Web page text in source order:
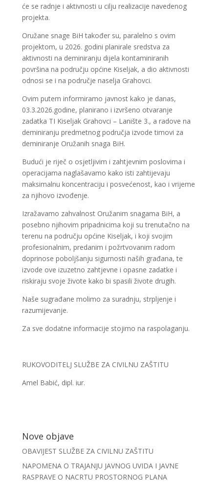
će se radnje i aktivnosti u cilju realizacije navedenog
projekta.
Oružane snage BiH također su, paralelno s ovim
projektom, u 2026. godini planirale sredstva za
aktivnosti na deminiranju dijela kontaminiranih
površina na području općine Kiseljak, a dio aktivnosti
odnosi se i na područje naselja Grahovci.
Ovim putem informiramo javnost kako je danas,
03.3.2026.godine, planirano i izvršeno otvaranje
zadatka TI Kiseljak Grahovci – Lanište 3., a radove na
deminiranju predmetnog područja izvode timovi za
deminiranje Oružanih snaga BiH.
Budući je riječ o osjetljivim i zahtjevnim poslovima i
operacijama naglašavamo kako isti zahtijevaju
maksimalnu koncentraciju i posvećenost, kao i vrijeme
za njihovo izvođenje.
Izražavamo zahvalnost Oružanim snagama BiH, a
posebno njihovim pripadnicima koji su trenutačno na
terenu na području općine Kiseljak, i koji svojim
profesionalnim, predanim i požrtvovanim radom
doprinose poboljšanju sigurnosti naših građana, te
izvode ove izuzetno zahtjevne i opasne zadatke i
riskiraju svoje živote kako bi spasili živote drugih.
Naše sugrađane molimo za suradnju, strpljenje i
razumijevanje.
Za sve dodatne informacije stojimo na raspolaganju.
RUKOVODITELJ SLUŽBE ZA CIVILNU ZAŠTITU
Amel Babić, dipl. iur.
Nove objave
OBAVIJEST SLUŽBE ZA CIVILNU ZAŠTITU
NAPOMENA O TRAJANJU JAVNOG UVIDA I JAVNE
RASPRAVE O NACRTU PROSTORNOG PLANA